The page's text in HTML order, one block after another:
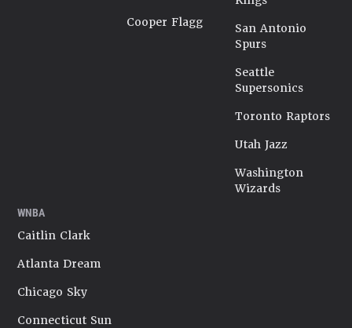
Cooper Flagg
San Antonio
Spurs
Seattle
Supersonics
Toronto Raptors
Utah Jazz
Washington
Wizards
WNBA
Caitlin Clark
Atlanta Dream
Chicago Sky
Connecticut Sun